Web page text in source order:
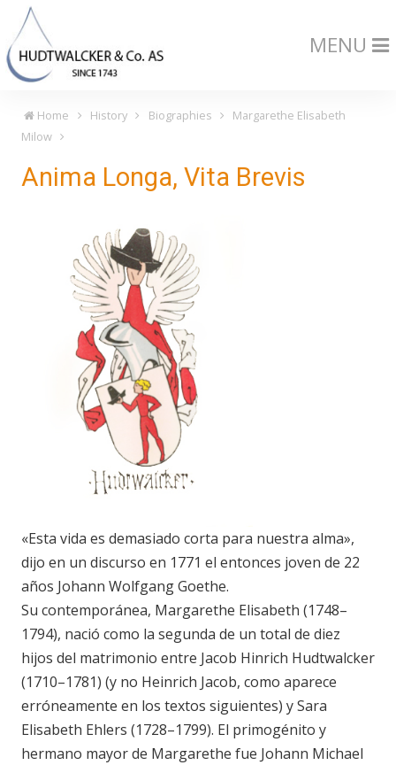
MENU
Home History Biographies
Margarethe Elisabeth
Milow
Anima Longa, Vita Brevis
«Esta vida es demasiado corta para nuestra alma»,
dijo en un discurso en 1771 el entonces joven de 22
años Johann Wolfgang Goethe.
Su contemporánea, Margarethe Elisabeth (1748–
1794), nació como la segunda de un total de diez
hijos del matrimonio entre Jacob Hinrich Hudtwalcker
(1710–1781) (y no Heinrich Jacob, como aparece
erróneamente en los textos siguientes) y Sara
Elisabeth Ehlers (1728–1799). El primogénito y
hermano mayor de Margarethe fue Johann Michael